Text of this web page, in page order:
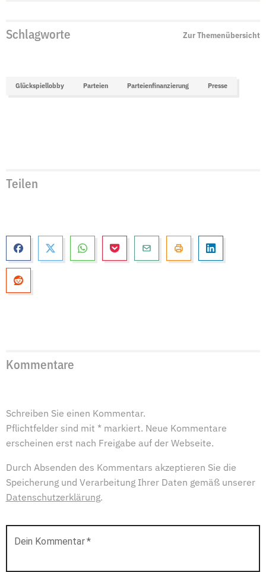
Schlagworte Zur Themenübersicht
Glückspiellobby Parteien Parteienfinanzierung Presse
Teilen
Kommentare
Schreiben Sie einen Kommentar.
Pflichtfelder sind mit * markiert. Neue Kommentare
erscheinen erst nach Freigabe auf der Webseite.
Durch Absenden des Kommentars akzeptieren Sie die
Speicherung und Verarbeitung Ihrer Daten gemäß unserer
Datenschutzerklärung.
Dein Kommentar*